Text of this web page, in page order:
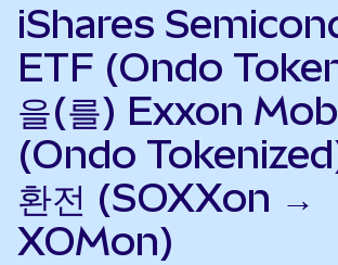
iShares
ETF (Ondo
을(를) Exxon
(Ondo
환전 (SOXXon →
XOMon)